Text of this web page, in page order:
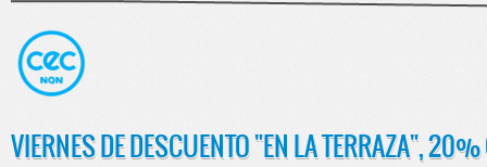
VIERNES DE DESCUENTO "EN LA TERRAZA",